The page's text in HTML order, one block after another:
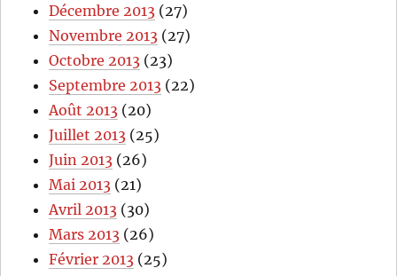
Décembre 2013 (27)
Novembre 2013 (27)
Octobre 2013 (23)
Septembre 2013 (22)
Août 2013 (20)
Juillet 2013 (25)
Juin 2013 (26)
Mai 2013 (21)
Avril 2013 (30)
Mars 2013 (26)
Février 2013 (25)